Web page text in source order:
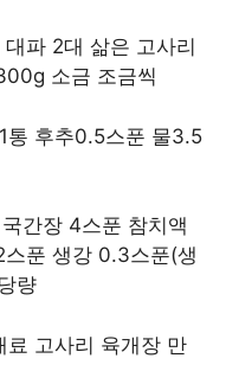
파 2대 삶은 고사리
소금 조금씩
통 후추0.5스푼 물3.5
간장 4스푼 참치액
푼 생강 0.3스푼(생
량